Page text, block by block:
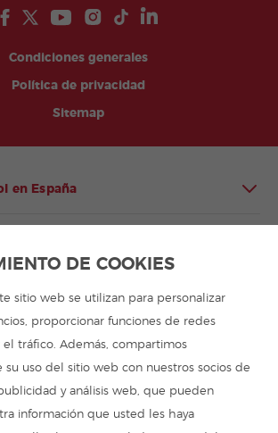
Condiciones generales
Política de privacidad
Sitemap
en España
verano
DE COOKIES
sitio web se utilizan para personalizar
proporcionar funciones de redes
el tráfico. Además, compartimos
su uso del sitio web con nuestros socios de
y análisis web, que pueden
información que usted les haya